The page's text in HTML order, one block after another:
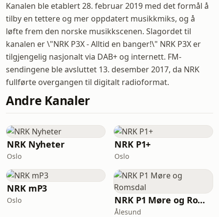
Kanalen ble etablert 28. februar 2019 med det formål å
tilby en tettere og mer oppdatert musikkmiks, og å
løfte frem den norske musikkscenen. Slagordet til
kanalen er \"NRK P3X - Alltid en banger!\" NRK P3X er
tilgjengelig nasjonalt via DAB+ og internett. FM-
sendingene ble avsluttet 13. desember 2017, da NRK
fullførte overgangen til digitalt radioformat.
Andre Kanaler
NRK Nyheter
Oslo
NRK P1+
Oslo
NRK mP3
Oslo NRK P1 Møre og Romsdal
Ålesund